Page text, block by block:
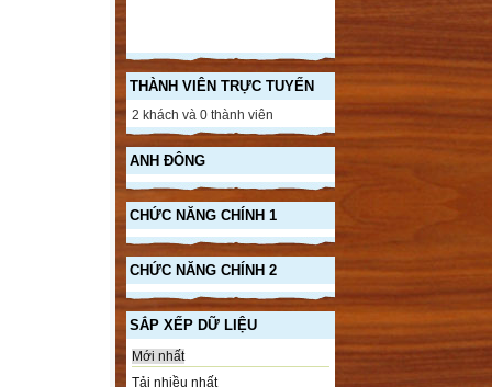
THÀNH VIÊN TRỰC TUYẾN
2 khách và 0 thành viên
ANH ĐÔNG
CHỨC NĂNG CHÍNH 1
CHỨC NĂNG CHÍNH 2
SẮP XẾP DỮ LIỆU
Mới nhất
Tải nhiều nhất